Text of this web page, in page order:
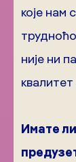
које нам
није ни
Имате